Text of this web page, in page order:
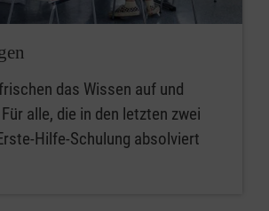
das Wissen auf und
alle, die in den letzten zwei
Hilfe-Schulung absolviert